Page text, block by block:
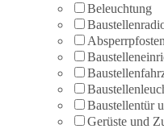
Beleuchtung
Baustellentür
Gerüste und